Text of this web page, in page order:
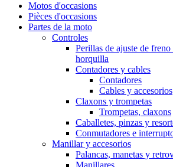
Motos d'occasions
Pièces d'occasions
Partes de la moto
Controles
Perillas de ajuste de
horquilla
Contadores y cables
Contadores
Cables y accesorios
Claxons y trompetas
Trompetas, claxons
Caballetes, pinzas y
Conmutadores e
Manillar y accesorios
Palancas, manetas y